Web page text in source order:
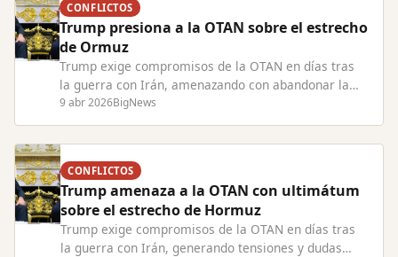
CONFLICTOS
Trump presiona a la OTAN sobre el estrecho
de Ormuz
Trump exige compromisos de la OTAN en días tras
la guerra con Irán, amenazando con abandonar la
alianza y criticando la falta de apoyo europeo.
9 abr 2026BigNews
CONFLICTOS
Trump amenaza a la OTAN con ultimátum
sobre el estrecho de Hormuz
Trump exige compromisos de la OTAN en días tras
la guerra con Irán, generando tensiones y dudas